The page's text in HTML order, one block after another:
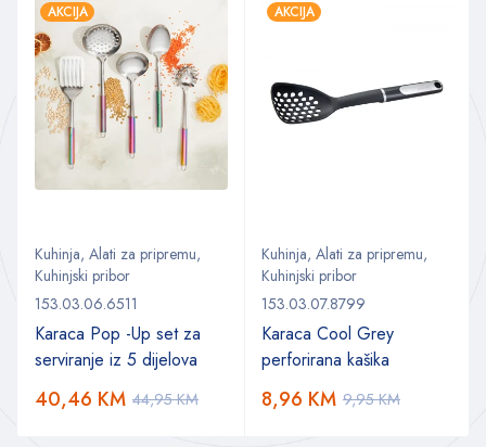
AKCIJA
Kuhinja, Alati za pripremu,
Kuhinjski pribor
153.03.06.6511
Karaca Pop -Up set za
serviranje iz 5 dijelova
44,95KM
40,46 KM
AKCIJA
Kuhinja, Alati za pripremu,
Kuhinjski pribor
153.03.07.8799
Karaca Cool Grey
perforirana kašika
9,95KM
8,96 KM